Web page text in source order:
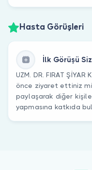
Hasta Görüşleri
İlk Görüşü
UZM. DR. FIRAT ŞİYAR
önce ziyaret ettiniz
paylaşarak diğer
yapmasına katkıda